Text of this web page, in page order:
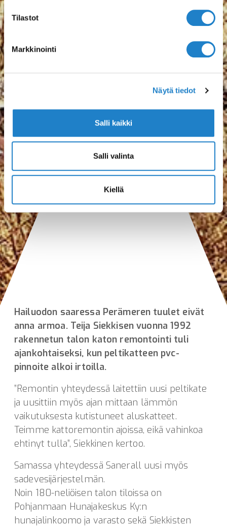
Tilastot
Markkinointi
Näytä tiedot
Salli kaikki
Salli valinta
Kiellä
Hailuodon saaressa Perämeren tuulet eivät
anna armoa. Teija Siekkisen vuonna 1992
rakennetun talon katon remontointi tuli
ajankohtaiseksi, kun peltikatteen pvc-
pinnoite alkoi irtoilla.
”Remontin yhteydessä laitettiin uusi peltikate
ja uusittiin myös ajan mittaan lämmön
vaikutuksesta kutistuneet aluskatteet.
Teimme kattoremontin ajoissa, eikä vahinkoa
ehtinyt tulla”, Siekkinen kertoo.
Samassa yhteydessä Sanerall uusi myös
sadevesijärjestelmän.
Noin 180-neliöisen talon tiloissa on
Pohjanmaan Hunajakeskus Ky:n
hunajalinkoomo ja varasto sekä Siekkisten